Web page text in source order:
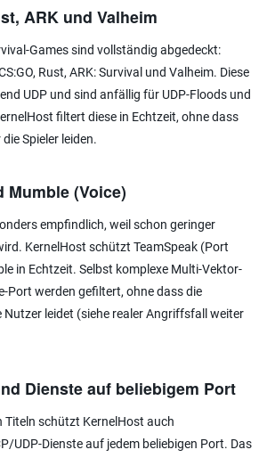
ARK und Valheim
Games sind vollständig abgedeckt:
Rust, ARK: Survival und Valheim. Diese
UDP und sind anfällig für UDP-Floods und
filtert diese in Echtzeit, ohne dass
Spieler leiden.
Mumble (Voice)
empfindlich, weil schon geringer
KernelHost schützt TeamSpeak (Port
in Echtzeit. Selbst komplexe Multi-Vektor-
Port werden gefiltert, ohne dass die
leidet (siehe realer Angriffsfall weiter
Dienste auf beliebigem Port
Titeln schützt KernelHost auch
UDP-Dienste auf jedem beliebigen Port. Das